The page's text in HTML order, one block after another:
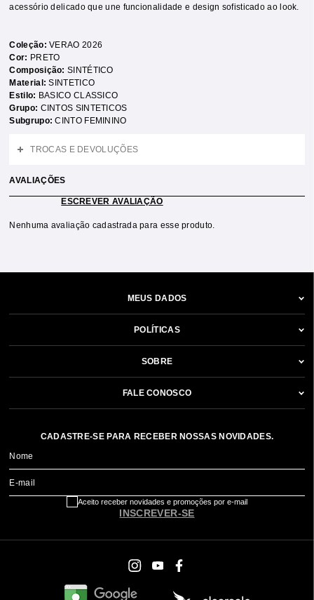
acessório delicado que une funcionalidade e design sofisticado ao look.
Coleção:VERAO 2026
Cor: PRETO
Composição:SINTÉTICO
Material:SINTETICO
Estilo: BASICO CLASSICO
Grupo: CINTOS SINTETICOS
Subgrupo:CINTO FEMININO
TROCAS E DEVOLUÇÕES
AVALIAÇÕES
ESCREVER AVALIAÇÃO
Nenhuma avaliação cadastrada para esse produto.
MEUS DADOS
POLÍTICAS
SOBRE
FALE CONOSCO
CADASTRE-SE PARA RECEBER NOSSAS NOVIDADES.
Nome
E-mail
INSCREVER-SE
Aceito receber novidades e promoções por e-mail